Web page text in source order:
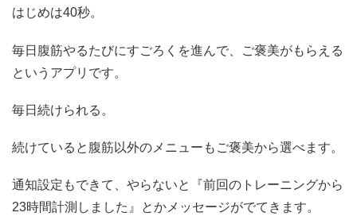
はじめは40秒。
毎日腹筋やるたびにすごろくを進んで、ご褒美がもらえる
というアプリです。
毎日続けられる。
続けていると腹筋以外のメニューもご褒美から選べます。
通知設定もできて、やらないと『前回のトレーニングから
23時間計測しました』とかメッセージがでてきます。